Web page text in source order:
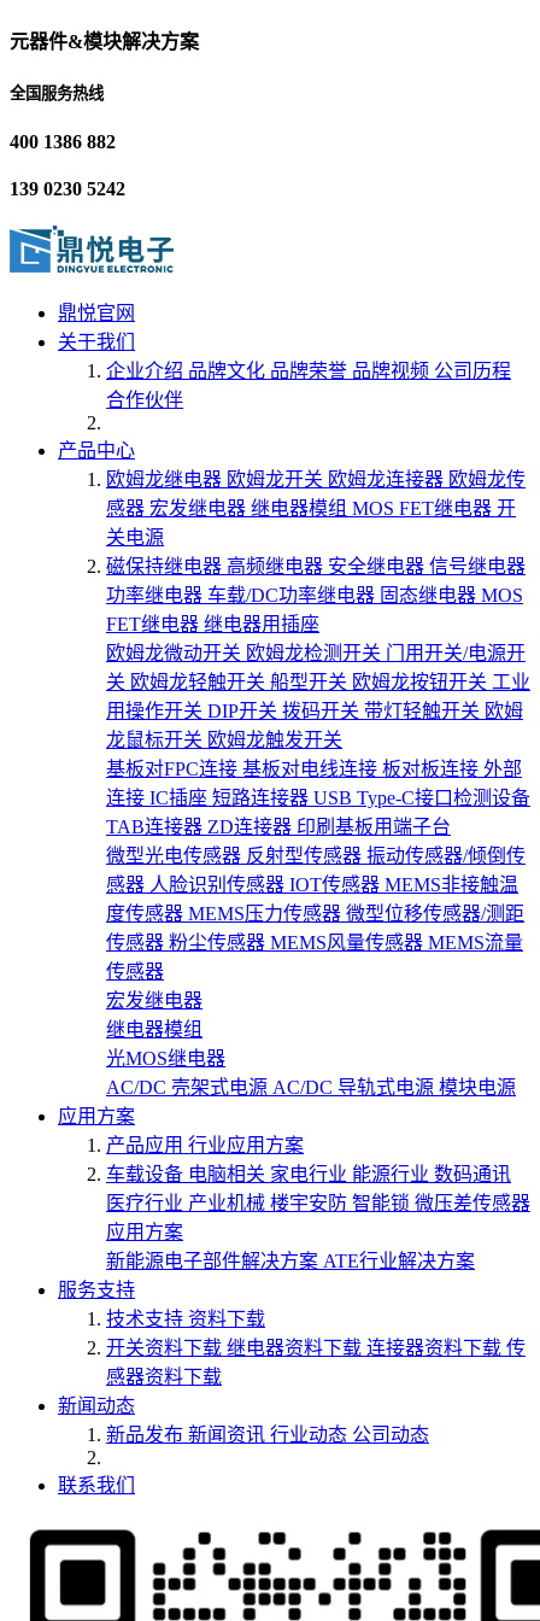
元器件&模块解决方案
全国服务热线
400 1386 882
139 0230 5242
鼎悦官网
关于我们
企业介绍 品牌文化 品牌荣誉 品牌视频 公司历程
合作伙伴
产品中心
欧姆龙继电器 欧姆龙开关 欧姆龙连接器 欧姆龙传
感器 宏发继电器 继电器模组 MOS FET继电器 开
关电源
磁保持继电器 高频继电器 安全继电器 信号继电器
功率继电器 车载/DC功率继电器 固态继电器 MOS
FET继电器 继电器用插座
欧姆龙微动开关 欧姆龙检测开关 门用开关/电源开
关 欧姆龙轻触开关 船型开关 欧姆龙按钮开关 工业
用操作开关 DIP开关 拨码开关 带灯轻触开关 欧姆
龙鼠标开关 欧姆龙触发开关
基板对FPC连接 基板对电线连接 板对板连接 外部
连接 IC插座 短路连接器 USB Type-C接口检测设备
TAB连接器 ZD连接器 印刷基板用端子台
微型光电传感器 反射型传感器 振动传感器/倾倒传
感器 人脸识别传感器 IOT传感器 MEMS非接触温
度传感器 MEMS压力传感器 微型位移传感器/测距
传感器 粉尘传感器 MEMS风量传感器 MEMS流量
传感器
宏发继电器
继电器模组
光MOS继电器
AC/DC 壳架式电源 AC/DC 导轨式电源 模块电源
应用方案
产品应用 行业应用方案
车载设备 电脑相关 家电行业 能源行业 数码通讯
医疗行业 产业机械 楼宇安防 智能锁 微压差传感器
应用方案
新能源电子部件解决方案 ATE行业解决方案
服务支持
技术支持 资料下载
开关资料下载 继电器资料下载 连接器资料下载 传
感器资料下载
新闻动态
新品发布 新闻资讯 行业动态 公司动态
联系我们